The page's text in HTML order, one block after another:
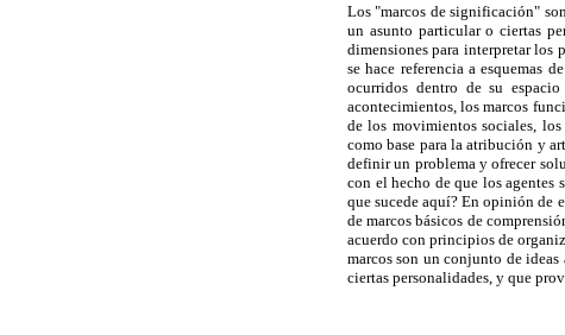
Los "marcos de significación"
un asunto particular o ciertas
dimensiones para interpretar los
se hace referencia a esquemas
ocurridos dentro de su
acontecimientos, los marcos
de los movimientos sociales,
como base para la atribución y
definir un problema y ofrecer
con el hecho de que los
que sucede aquí? En opinión de
de marcos básicos de
acuerdo con principios de
marcos son un conjunto de
ciertas personalidades, y que